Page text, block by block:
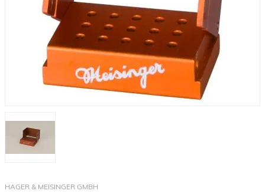
HAGER & MEISINGER GMBH